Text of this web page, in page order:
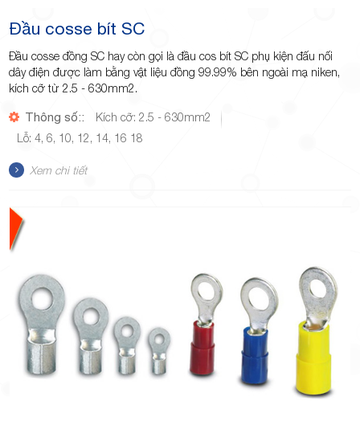
phường
Hiệp Phú,
TP.Thủ
Đức,
Đầu cosse bít SC
Đầu cosse đồng SC hay còn gọi là đầu cos bít SC phụ kiện đấu nối
dây điện được làm bằng vật liệu đồng 99.99% bên ngoài mạ niken,
kích cỡ từ 2.5 - 630mm2.
Thông số::
Kích cỡ: 2.5 - 630mm2
Lỗ: 4, 6, 10, 12, 14, 16 18
Xem chi tiết